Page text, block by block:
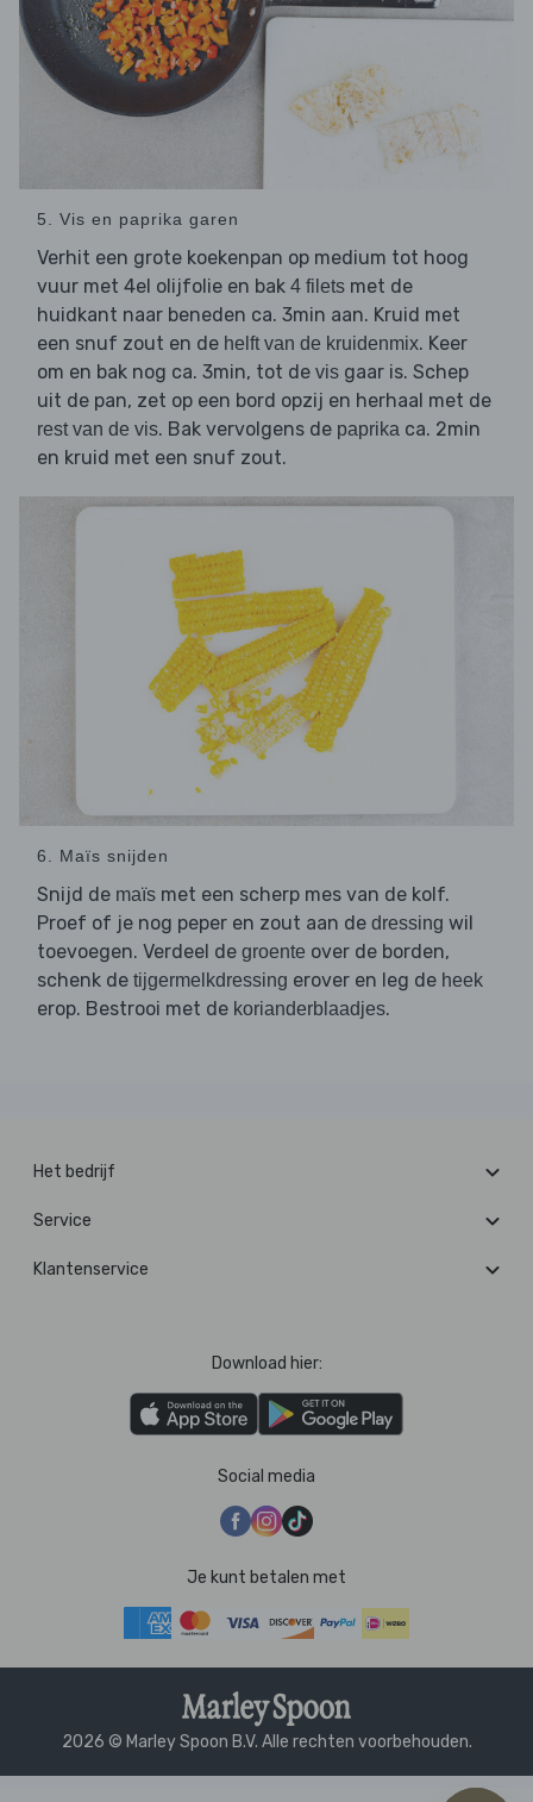
5. Vis en paprika garen
Verhit een grote koekenpan op medium tot hoog
vuur met 4el olijfolie en bak 4 filets met de
huidkant naar beneden ca. 3min aan. Kruid met
een snuf zout en de helft van de kruidenmix. Keer
om en bak nog ca. 3min, tot de vis gaar is. Schep
uit de pan, zet op een bord opzij en herhaal met de
rest van de vis. Bak vervolgens de paprika ca. 2min
en kruid met een snuf zout.
6. Maïs snijden
Snijd de maïs met een scherp mes van de kolf.
Proef of je nog peper en zout aan de dressing wil
toevoegen. Verdeel de groente over de borden,
schenk de tijgermelkdressing erover en leg de heek
erop. Bestrooi met de korianderblaadjes.
Het bedrijf
Service
Klantenservice
Download hier:
Social media
Je kunt betalen met
2026 © Marley Spoon B.V. Alle rechten voorbehouden.